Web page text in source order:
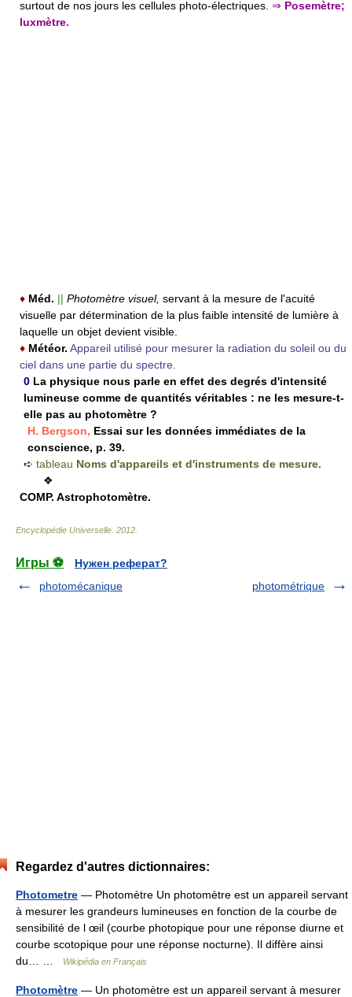
surtout de nos jours les cellules photo-électriques. ⇒ Posemètre;
luxmètre.
♦ Méd. || Photomètre visuel, servant à la mesure de l'acuité
visuelle par détermination de la plus faible intensité de lumière à
laquelle un objet devient visible.
♦ Météor. Appareil utilisé pour mesurer la radiation du soleil ou du
ciel dans une partie du spectre.
0 La physique nous parle en effet des degrés d'intensité
lumineuse comme de quantités véritables : ne les mesure-t-
elle pas au photomètre ?
H. Bergson, Essai sur les données immédiates de la
conscience, p. 39.
➪ tableau Noms d'appareils et d'instruments de mesure.
❖
COMP. Astrophotomètre.
Encyclopédie Universelle 2012
Игры ⚽
Нужен реферат?
photomécanique
photométrique
Regardez d'autres dictionnaires:
Photometre — Photomètre Un photomètre est un appareil servant
à mesurer les grandeurs lumineuses en fonction de la courbe de
sensibilité de l œil (courbe photopique pour une réponse diurne et
courbe scotopique pour une réponse nocturne). Il diffère ainsi
du… …
Wikipédia en Français
Photomètre — Un photomètre est un appareil servant à mesurer